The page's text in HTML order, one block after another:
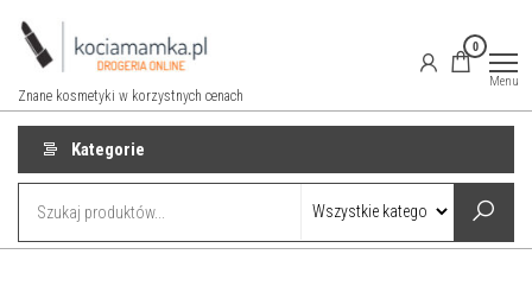
Przejdź
Znane kosmetyki w korzystnych cenach
0
Menu
Kategorie